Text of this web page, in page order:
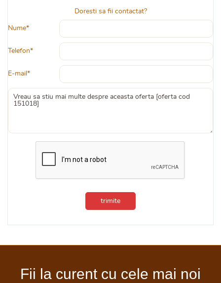
Doresti sa fii contactat?
Nume*
Telefon*
E-mail*
trimite
Fii la curent cu cele mai noi